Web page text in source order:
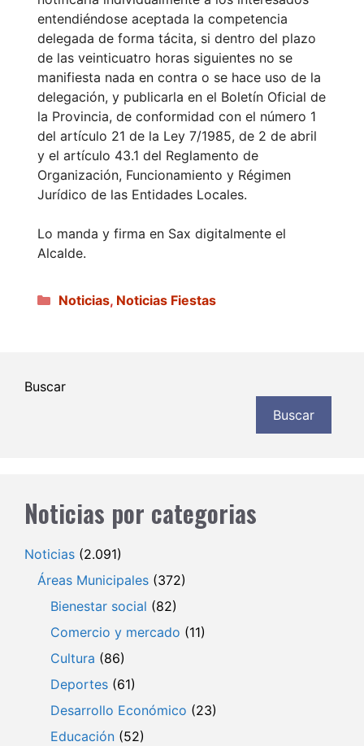
entendiéndose aceptada la competencia
delegada de forma tácita, si dentro del plazo
de las veinticuatro horas siguientes no se
manifiesta nada en contra o se hace uso de la
delegación, y publicarla en el Boletín Oficial de
la Provincia, de conformidad con el número 1
del artículo 21 de la Ley 7/1985, de 2 de abril
y el artículo 43.1 del Reglamento de
Organización, Funcionamiento y Régimen
Jurídico de las Entidades Locales.
Lo manda y firma en Sax digitalmente el
Alcalde.
Categorías
Noticias, Noticias Fiestas
Buscar
Buscar
Noticias por categorias
Noticias (2.091)
Áreas Municipales (372)
Bienestar social (82)
Comercio y mercado (11)
Cultura (86)
Deportes (61)
Desarrollo Económico (23)
Educación (52)